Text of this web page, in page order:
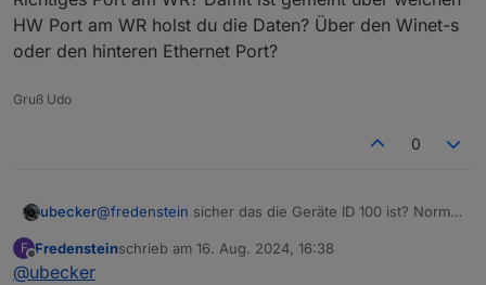
Eingangsregister als Beispiel
HW Port am WR holst du die Daten? Über den Winet-s
oder den hinteren Ethernet Port?
Gruß Udo
0
ubecker@fredenstein sicher das die Geräte ID 100 ist? Normal
Richtiges Port am WR? Damit ist gemeint über
F
Offline
Fredensteinschrieb am 16. Aug. 2024, 16:38
zuletzt editiert von
@ubecker